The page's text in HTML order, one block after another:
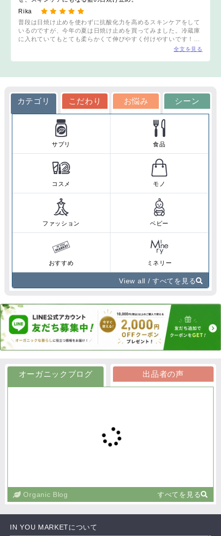
Rika
普段は日焼け止めを使わずに抗酸化力を高めるスキンケアをして
いるのですが、今年の夏は日焼け止めを買ってみました。冷蔵庫
に入れていてもとても柔らかくて伸びやすく付けやすいです！藍
色ですが、肌に残ることもなく安心して使うことができます＾＾
全文を見る
カテゴリ こだわり お悩み シーン
サプリ 食品
コスメ モノ
ファッション ベビー
おすすめ ミネリー
View all / すべてを見る
オーガニックブログ 出品者の声
Organic Blog すべてを見る
IN YOU MARKETについて